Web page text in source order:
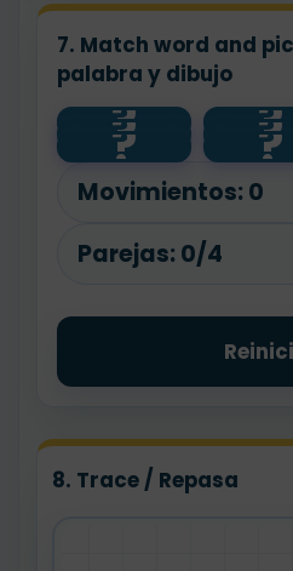
7. Match word and
palabra y dibujo
? ?
?
living
room ?
?
bathroom ?
Movimientos: 0
Parejas: 0/4
8. Trace / Repasa